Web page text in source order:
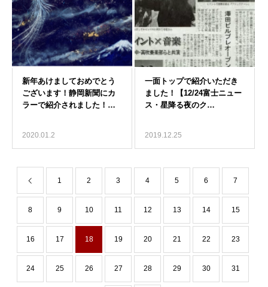
2020.01.2 2019.12.25
1 2 3 4 5 6 7
8 9 10 11 12 13 14 15
16 17 18 19 20 21 22 23
24 25 26 27 28 29 30 31